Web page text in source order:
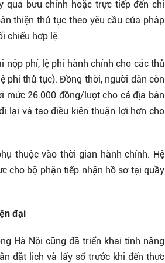
qua bưu chính hoặc trực tiếp đến chi
thiện thủ tục theo yêu cầu của pháp
chiếu hợp lệ.
nộp phí, lệ phí hành chính cho các thủ
phí thủ tục). Đồng thời, người dân còn
mức 26.000 đồng/lượt cho cả địa bàn
lại và tạo điều kiện thuận lợi hơn cho
thuộc vào thời gian hành chính. Hệ
cho bộ phận tiếp nhận hồ sơ tại quầy
đại
Hà Nội cũng đã triển khai tính năng
đặt lịch và lấy số trước khi đến thực